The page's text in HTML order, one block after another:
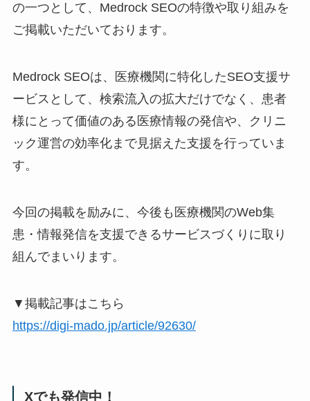
の一つとして、Medrock SEOの特徴や取り組みを
ご掲載いただいております。
Medrock SEOは、医療機関に特化したSEO支援サ
ービスとして、検索流入の拡大だけでなく、患者
様にとって価値のある医療情報の発信や、クリニ
ック運営の効率化まで見据えた支援を行っていま
す。
今回の掲載を励みに、今後も医療機関のWeb集
患・情報発信を支援できるサービスづくりに取り
組んでまいります。
▼掲載記事はこちら
https://digi-mado.jp/article/92630/
Xでも発信中！